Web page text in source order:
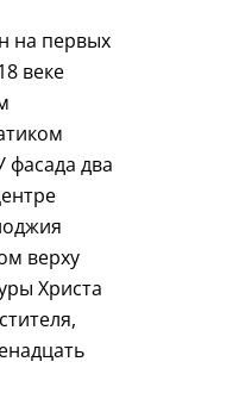
на первых
веке
фасада два
верху
Христа